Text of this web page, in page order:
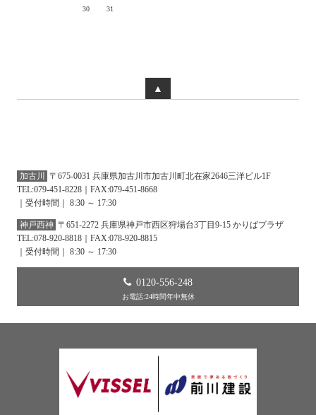
30 31
▲
加古川
〒675-0031 兵庫県加古川市加古川町北在家2646三洋ビル1F
TEL:079-451-8228｜FAX:079-451-8668
｜受付時間｜ 8:30 ～ 17:30
神戸西神 〒651-2272 兵庫県神戸市西区狩場台3丁目9-15 かりばプラザ
TEL:078-920-8818｜FAX:078-920-8815
｜受付時間｜ 8:30 ～ 17:30
0120-556-248
お電話:24時間年中無休